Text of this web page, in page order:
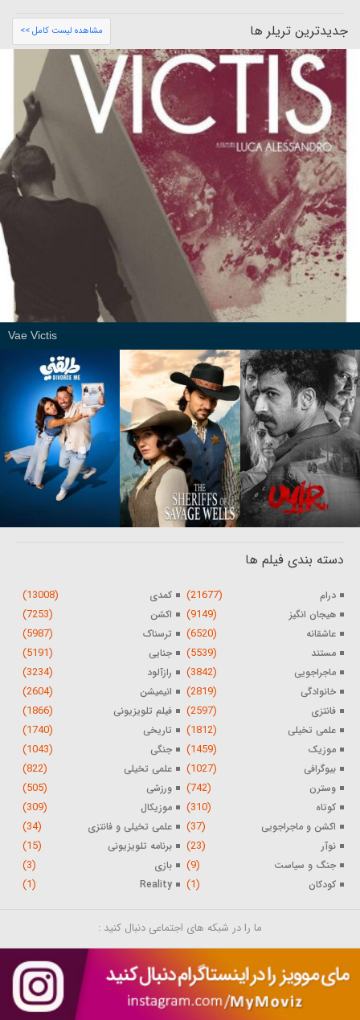
جدیدترین تریلر ها مشاهده لیست کامل >>
Vae Victis
دسته بندی فیلم ها
درام (21677) کمدی (13008)
هیجان انگیز (9149) اکشن (7253)
عاشقانه (6520) ترسناک (5987)
مستند (5539) جنایی (5191)
ماجراجویی (3842) رازآلود (3234)
خانوادگی (2819) انیمیشن (2604)
فانتزی (2597) فیلم تلویزیونی (1866)
علمی تخیلی (1812) تاریخی (1740)
موزیک (1459) جنگی (1043)
بیوگرافی (1027) علمی تخیلی (822)
وسترن (742) ورزشی (505)
کوتاه (310) موزیکال (309)
اکشن و ماجراجویی (37) علمی تخیلی و فانتزی (34)
نوآر (23) برنامه تلویزیونی (15)
جنگ و سیاست (9) بازی (3)
کودکان (1)
Reality
(1)
ما را در شبکه های اجتماعی دنبال کنید :